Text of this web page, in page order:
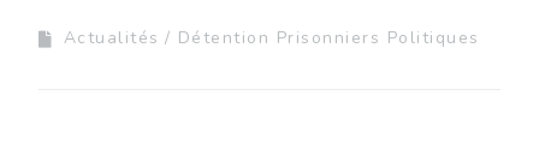
Actualités Détention Prisonniers Politiques